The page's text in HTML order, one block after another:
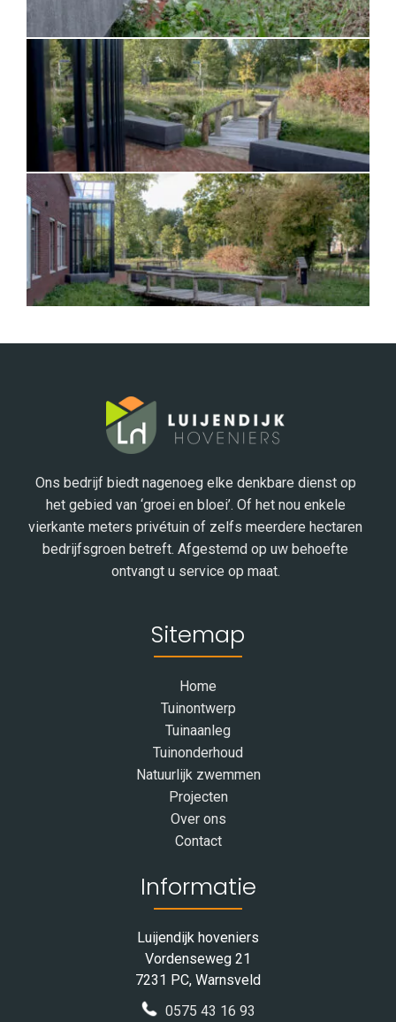
Ons bedrijf biedt nagenoeg elke denkbare dienst op
het gebied van ‘groei en bloei’. Of het nou enkele
vierkante meters privétuin of zelfs meerdere hectaren
bedrijfsgroen betreft. Afgestemd op uw behoefte
ontvangt u service op maat.
Sitemap
Home
Tuinontwerp
Tuinaanleg
Tuinonderhoud
Natuurlijk zwemmen
Projecten
Over ons
Contact
Informatie
Luijendijk hoveniers
Vordenseweg 21
7231 PC, Warnsveld
0575 43 16 93